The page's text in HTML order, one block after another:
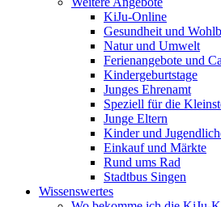
KiJu-Online
Gesundheit und
Natur und Umwelt
Ferienangebote und
Kindergeburtstage
Junges Ehrenamt
Speziell für die
Junge Eltern
Kinder und
Einkauf und Märkte
Rund ums Rad
Stadtbus Singen
Wissenswertes